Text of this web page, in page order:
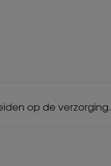
op de verzorging.